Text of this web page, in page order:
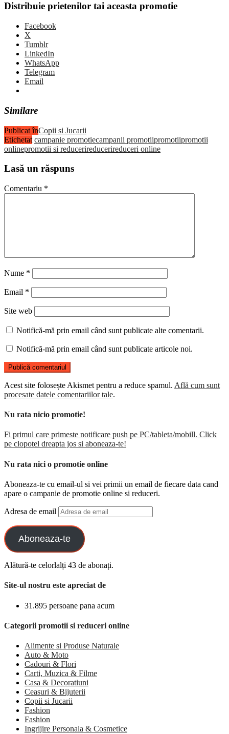
Distribuie prietenilor tai aceasta promotie
Facebook
X
Tumblr
LinkedIn
WhatsApp
Telegram
Email
Similare
Publicat înCopii si Jucarii
Etichetat campanie promotiecampanii promotiipromotiipromotii
onlinepromotii si reducerireducerireduceri online
Lasă un răspuns
Comentariu *
Nume *
Email *
Site web
Notifică-mă prin email când sunt publicate alte comentarii.
Notifică-mă prin email când sunt publicate articole noi.
Acest site folosește Akismet pentru a reduce spamul. Află cum sunt
procesate datele comentariilor tale.
Nu rata nicio promotie!
Fi primul care primeste notificare push pe PC/tableta/mobill. Click
pe clopotel dreapta jos si aboneaza-te!
Nu rata nici o promotie online
Aboneaza-te cu email-ul si vei primii un email de fiecare data cand
apare o campanie de promotie online si reduceri.
Adresa de email
Aboneaza-te
Alătură-te celorlalți 43 de abonați.
Site-ul nostru este apreciat de
31.895 persoane pana acum
Categorii promotii si reduceri online
Alimente si Produse Naturale
Auto & Moto
Cadouri & Flori
Carti, Muzica & Filme
Casa & Decoratiuni
Ceasuri & Bijuterii
Copii si Jucarii
Fashion
Fashion
Ingrijire Personala & Cosmetice